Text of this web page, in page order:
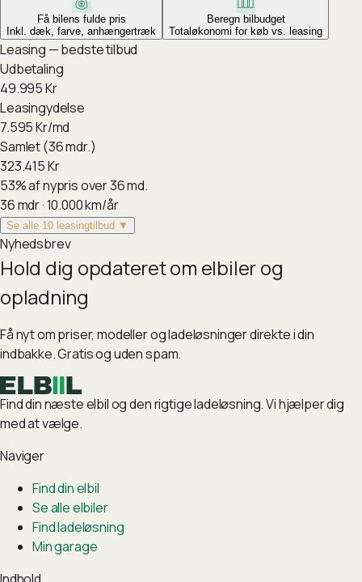
Få bilens fulde pris
Inkl. dæk, farve, anhængertræk
Beregn bilbudget
Totaløkonomi for køb vs. leasing
Leasing — bedste tilbud
Udbetaling
49.995Kr
Leasingydelse
7.595Kr/md
Samlet (36 mdr.)
323.415Kr
53%af nypris over 36 md.
36mdr ·10.000km/år
Se alle 10 leasingtilbud ▼
Nyhedsbrev
Hold dig opdateret om elbiler og
opladning
Få nyt om priser, modeller og ladeløsninger direkte i din
indbakke. Gratis og uden spam.
Find din næste elbil og den rigtige ladeløsning. Vi hjælper dig
med at vælge.
Naviger
Find din elbil
Se alle elbiler
Find ladeløsning
Min garage